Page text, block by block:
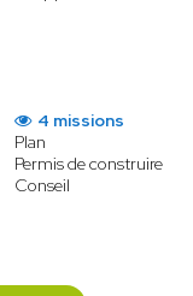
4 missions
Plan
Permis de construire
Conseil